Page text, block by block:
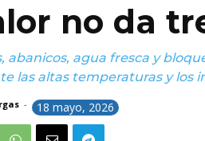
no da
abanicos, agua fresca y
las altas temperaturas y los
- 18 mayo, 2026